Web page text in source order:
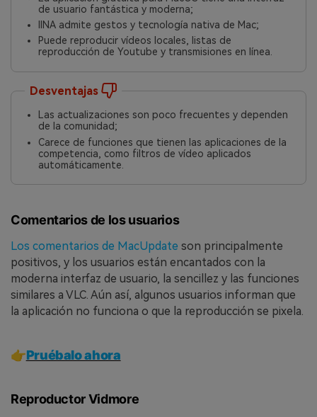
de usuario fantástica y moderna;
IINA admite gestos y tecnología nativa de Mac;
Puede reproducir vídeos locales, listas de
reproducción de Youtube y transmisiones en línea.
Desventajas
Las actualizaciones son poco frecuentes y dependen
de la comunidad;
Carece de funciones que tienen las aplicaciones de la
competencia, como filtros de vídeo aplicados
automáticamente.
Comentarios de los usuarios
Los comentarios de MacUpdate son principalmente
positivos, y los usuarios están encantados con la
moderna interfaz de usuario, la sencillez y las funciones
similares a VLC. Aún así, algunos usuarios informan que
la aplicación no funciona o que la reproducción se pixela.
👉Pruébalo ahora
Reproductor Vidmore